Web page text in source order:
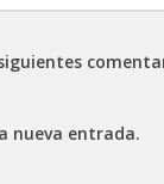
nueva entrada.